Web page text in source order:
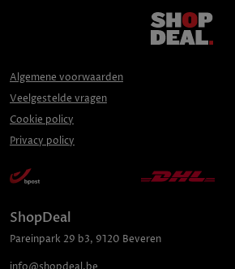
ShopDeal
Pareinpark 29 b3, 9120 Beveren
Algemene voorwaarden
Veelgestelde vragen
Cookie policy
Privacy policy